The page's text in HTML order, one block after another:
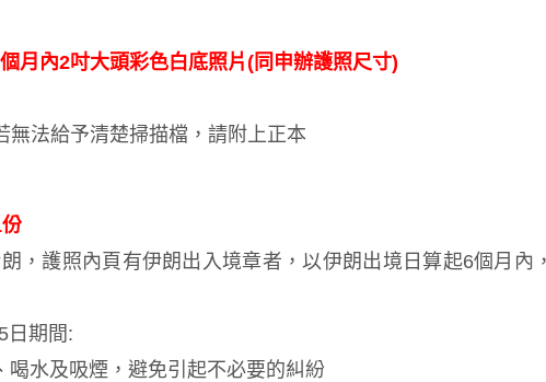
月內2吋大頭彩色白底照片(同申辦護照尺寸)
法給予清楚掃描檔，請附上正本
，護照內頁有伊朗出入境章者，以伊朗出境日算起6個月內
日期間:
水及吸煙，避免引起不必要的糾紛